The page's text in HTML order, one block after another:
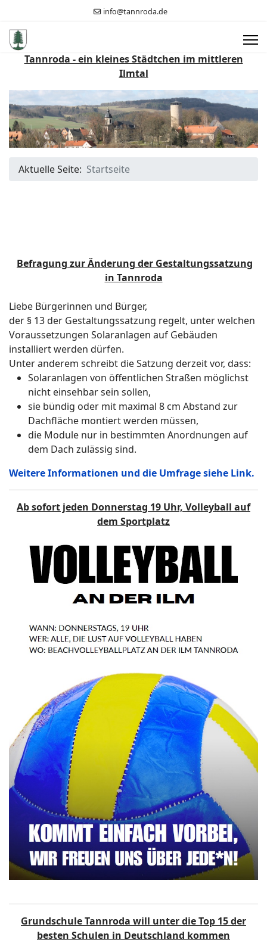
info@tannroda.de
Tannroda - ein kleines Städtchen im mittleren
Ilmtal
Aktuelle Seite: Startseite
Befragung zur Änderung der Gestaltungssatzung
in Tannroda
Liebe Bürgerinnen und Bürger,
der § 13 der Gestaltungssatzung regelt, unter welchen
Voraussetzungen Solaranlagen auf Gebäuden
installiert werden dürfen.
Unter anderem schreibt die Satzung derzeit vor, dass:
Solaranlagen von öffentlichen Straßen möglichst
nicht einsehbar sein sollen,
sie bündig oder mit maximal 8 cm Abstand zur
Dachfläche montiert werden müssen,
die Module nur in bestimmten Anordnungen auf
dem Dach zulässig sind.
Weitere Informationen und die Umfrage siehe Link.
Ab sofort jeden Donnerstag 19 Uhr, Volleyball auf
dem Sportplatz
Grundschule Tannroda will unter die Top 15 der
besten Schulen in Deutschland kommen